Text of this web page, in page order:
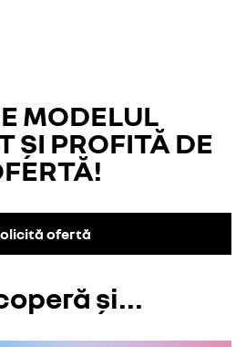
MODELUL
ȘI PROFITĂ DE
ofertă
și...